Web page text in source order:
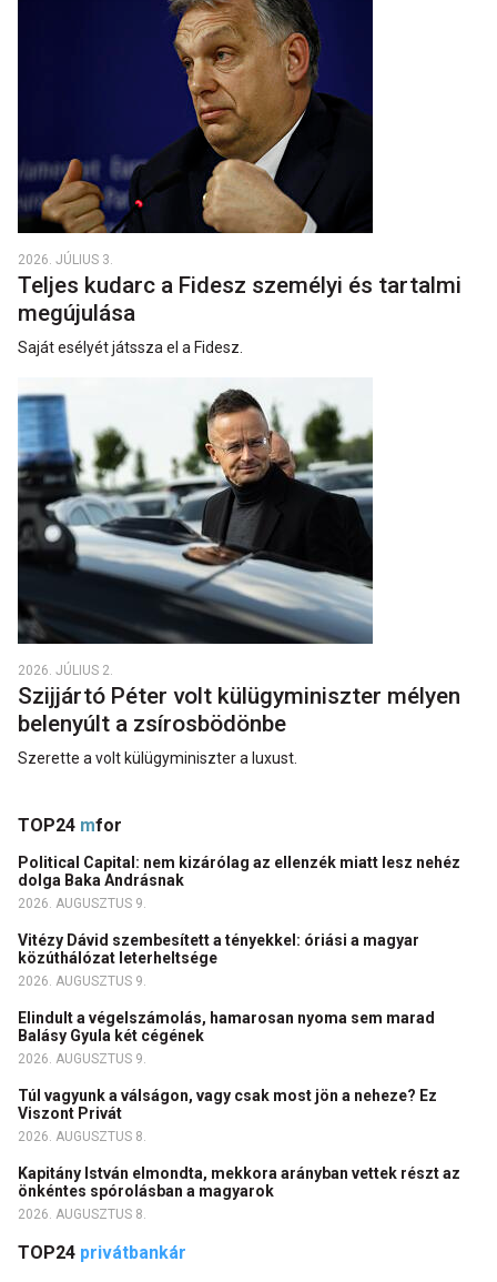
2026. JÚLIUS 3.
Teljes kudarc a Fidesz személyi és tartalmi
megújulása
Saját esélyét játssza el a Fidesz.
2026. JÚLIUS 2.
Szijjártó Péter volt külügyminiszter mélyen
belenyúlt a zsírosbödönbe
Szerette a volt külügyminiszter a luxust.
TOP24 mfor
Political Capital: nem kizárólag az ellenzék miatt lesz nehéz
dolga Baka Andrásnak
2026. AUGUSZTUS 9.
Vitézy Dávid szembesített a tényekkel: óriási a magyar
közúthálózat leterheltsége
2026. AUGUSZTUS 9.
Elindult a végelszámolás, hamarosan nyoma sem marad
Balásy Gyula két cégének
2026. AUGUSZTUS 9.
Túl vagyunk a válságon, vagy csak most jön a neheze? Ez
Viszont Privát
2026. AUGUSZTUS 8.
Kapitány István elmondta, mekkora arányban vettek részt az
önkéntes spórolásban a magyarok
2026. AUGUSZTUS 8.
TOP24 privátbankár